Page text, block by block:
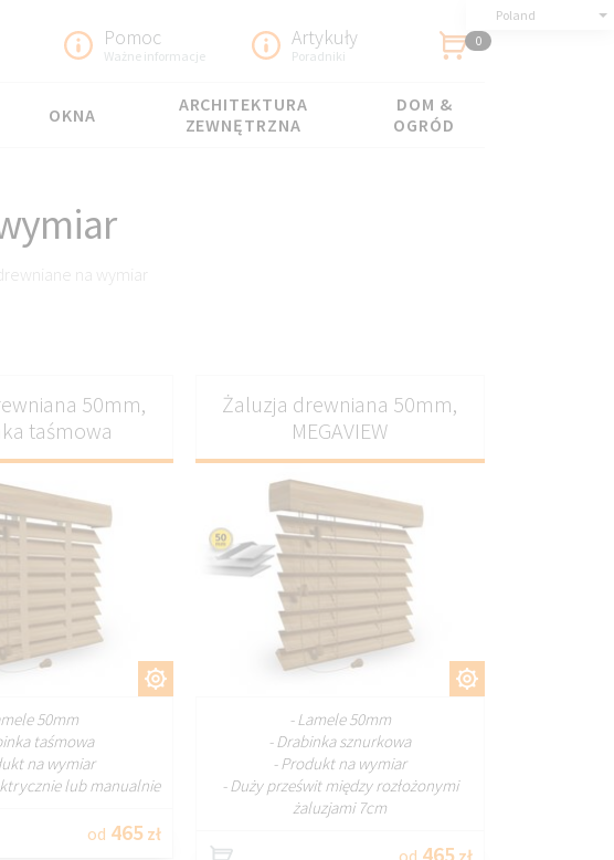
Poland
Pomoc
Ważne informacje
Artykuły
Poradniki
0
OKNA
ARCHITEKTURA
ZEWNĘTRZNA
DOM &
OGRÓD
na wymiar
50mm,
taśmowa
50mm
taśmowa
na wymiar
lub manualnie
od 465zł
Żaluzja drewniana 50mm,
MEGAVIEW
- Lamele 50mm
- Drabinka sznurkowa
- Produkt na wymiar
- Duży prześwit między rozłożonymi
żaluzjami 7cm
od 465 zł